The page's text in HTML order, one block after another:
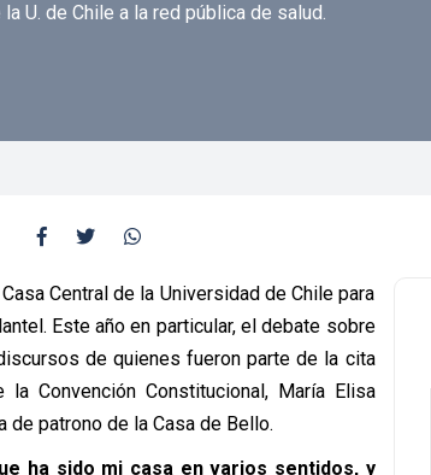
U. de Chile a la red pública de salud.
Central de la Universidad de Chile para
Este año en particular, el debate sobre
de quienes fueron parte de la cita
Convención Constitucional, María Elisa
patrono de la Casa de Bello.
ha sido mi casa en varios sentidos, y